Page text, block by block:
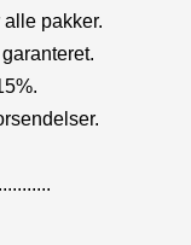
pakker.